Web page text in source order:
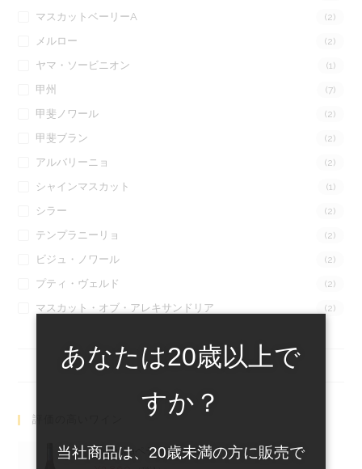
マスカットベーリーA (2)
メルロー (2)
ヤマ・ソービニオン (1)
甲州 (7)
甲斐ノワール (2)
甲斐ブラン (2)
アルバリーニョ (2)
シャインマスカット (1)
シラー (2)
テンプラニーリョ (2)
ビジュ・ノワール (2)
プティ・ヴェルド (2)
マスカット・オブ・アレキサンドリア (2)
評価の高いワイン
mäkiokaペティヤン2025
あなたは20歳以上で
すか？
当社商品は、20歳未満の方に販売で